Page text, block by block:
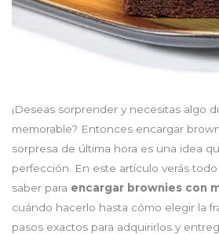
¡Deseas sorprender y necesitas algo
memorable? Entonces encargar
sorpresa de última hora es una idea
perfección. En este artículo verás
saber para encargar brownies con
cuándo hacerlo hasta cómo elegir la
pasos exactos para adquirirlos y